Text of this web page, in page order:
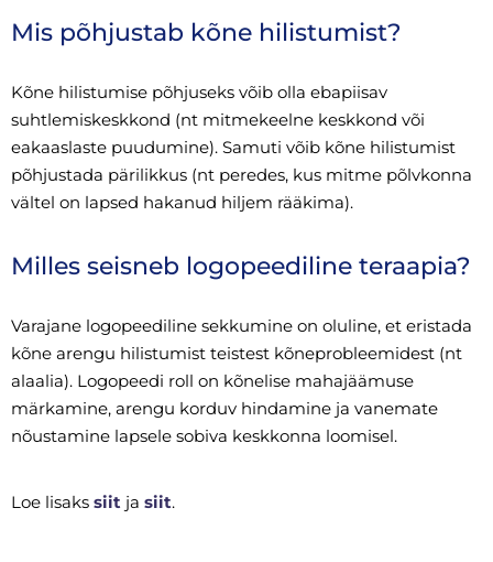
Mis põhjustab kõne hilistumist?
Kõne hilistumise põhjuseks võib olla ebapiisav
suhtlemiskeskkond (nt mitmekeelne keskkond või
eakaaslaste puudumine). Samuti võib kõne hilistumist
põhjustada pärilikkus (nt peredes, kus mitme põlvkonna
vältel on lapsed hakanud hiljem rääkima).
Milles seisneb logopeediline teraapia?
Varajane logopeediline sekkumine on oluline, et eristada
kõne arengu hilistumist teistest kõneprobleemidest (nt
alaalia). Logopeedi roll on kõnelise mahajäämuse
märkamine, arengu korduv hindamine ja vanemate
nõustamine lapsele sobiva keskkonna loomisel.
Loe lisaks siit ja siit.